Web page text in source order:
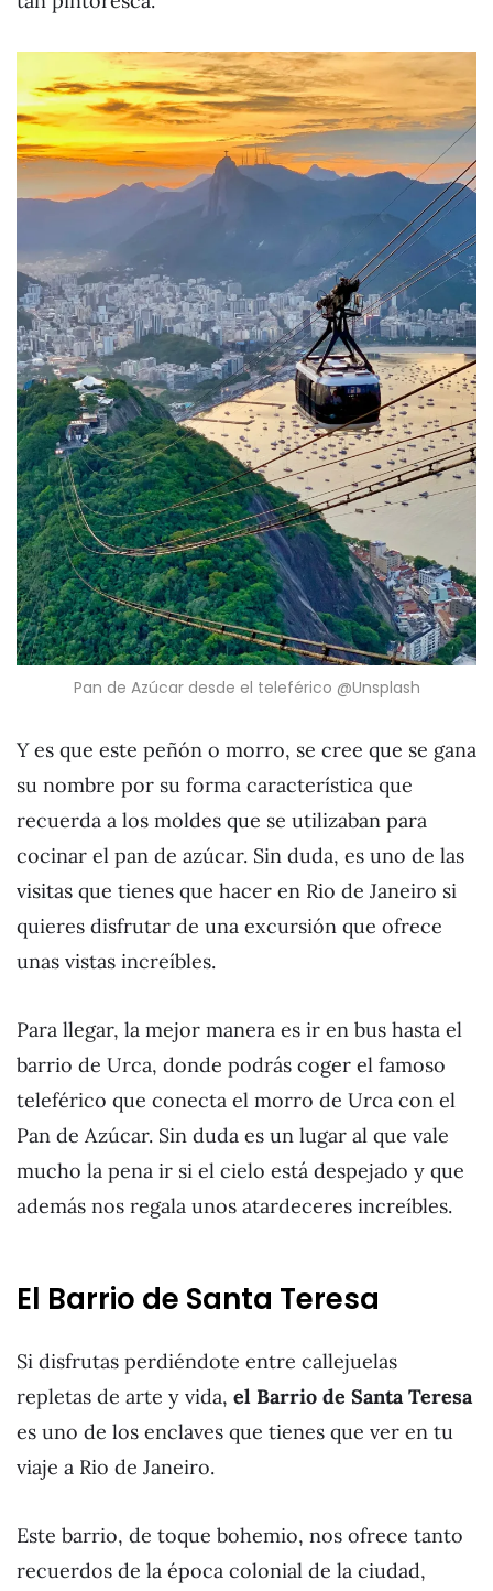
Pan de Azúcar desde el teleférico @Unsplash
Y es que este peñón o morro, se cree que se gana
su nombre por su forma característica que
recuerda a los moldes que se utilizaban para
cocinar el pan de azúcar. Sin duda, es uno de las
visitas que tienes que hacer en Rio de Janeiro si
quieres disfrutar de una excursión que ofrece
unas vistas increíbles.
Para llegar, la mejor manera es ir en bus hasta el
barrio de Urca, donde podrás coger el famoso
teleférico que conecta el morro de Urca con el
Pan de Azúcar. Sin duda es un lugar al que vale
mucho la pena ir si el cielo está despejado y que
además nos regala unos atardeceres increíbles.
El Barrio de Santa Teresa
Si disfrutas perdiéndote entre callejuelas
repletas de arte y vida, el Barrio de Santa Teresa
es uno de los enclaves que tienes que ver en tu
viaje a Rio de Janeiro.
Este barrio, de toque bohemio, nos ofrece tanto
recuerdos de la época colonial de la ciudad,